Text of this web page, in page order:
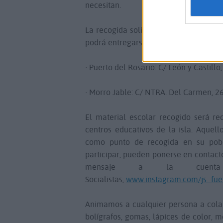
necesitan.
La recogida solidaria de material
podrá entregarse hasta la semana del
· Puerto del Rosario: C/ León y
· Morro Jable: C/ NTRA. Del Carmen,
El material escolar recogido será
centros educativos de la isla.
como punto de recogida en su
participar, pueden ponerse en
mensaje a la
Socialistas, www.instagram.com/
Animamos a cualquier persona a
bolígrafos, gomas, lápices de color,